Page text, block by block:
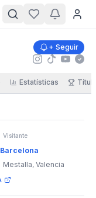
+ Seguir
Estatísticas
Visitante
Barcelona
Mestalla, Valencia